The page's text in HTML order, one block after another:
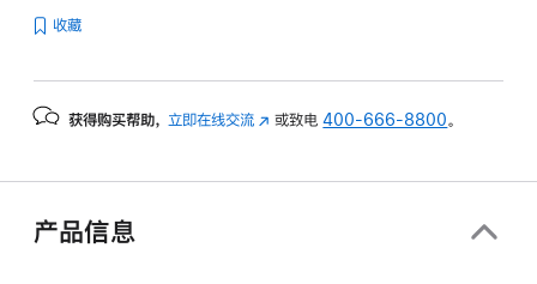
收藏
获得购买帮助， 立即在线交流 (在 或致电400-666-8800。
产品信息